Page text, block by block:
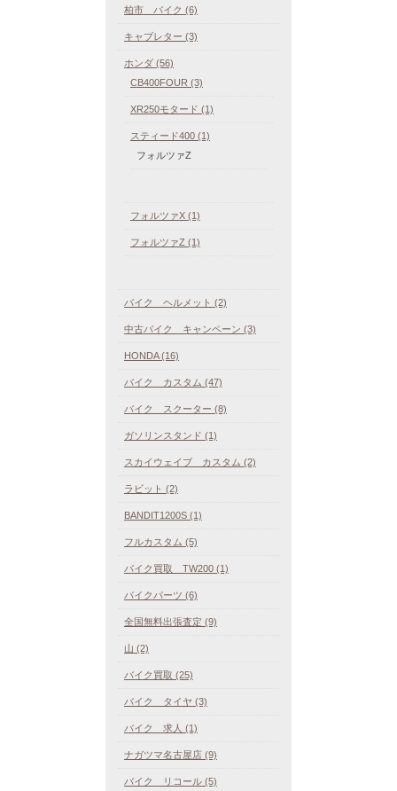
柏市 バイク (6)
キャブレター (3)
ホンダ (56)
CB400FOUR (3)
XR250モタード (1)
スティード400 (1)
フォルツァZ
フォルツァX (1)
フォルツァZ (1)
バイク ヘルメット (2)
中古バイク キャンペーン (3)
HONDA (16)
バイク カスタム (47)
バイク スクーター (8)
ガソリンスタンド (1)
スカイウェイブ カスタム (2)
ラビット (2)
BANDIT1200S (1)
フルカスタム (5)
バイク買取 TW200 (1)
バイクパーツ (6)
全国無料出張査定 (9)
山 (2)
バイク買取 (25)
バイク タイヤ (3)
バイク 求人 (1)
ナガツマ名古屋店 (9)
バイク リコール (5)